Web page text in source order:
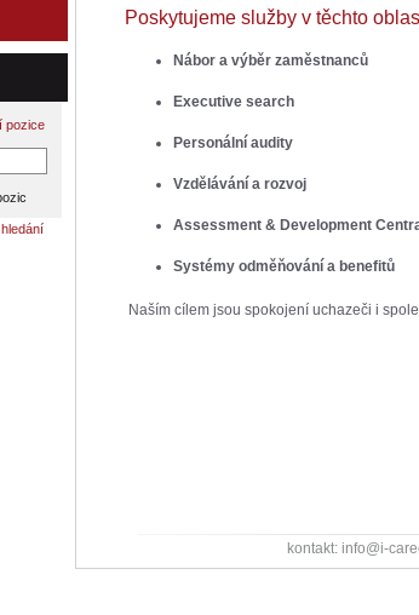
pozice
Poskytujeme služby v těchto
Nábor a výběr zaměstnanců
Executive search
Personální audity
Vzdělávání a rozvoj
Assessment & Development
Systémy odměňování a benefitů
Naším cílem jsou spokojení uchazeči i
kontakt: info@i-